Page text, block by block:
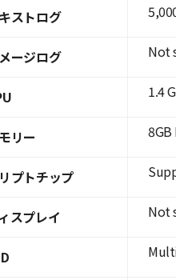
ストログ
ージログ
リー
プトチップ
スプレイ
Not
1.4
8GB
Not